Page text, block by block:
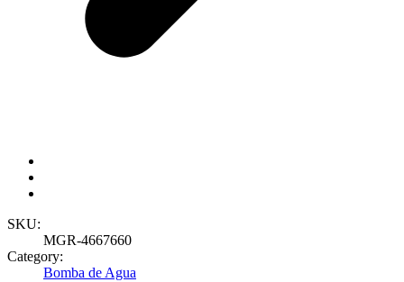
SKU:
MGR-4667660
Category:
Bomba de Agua